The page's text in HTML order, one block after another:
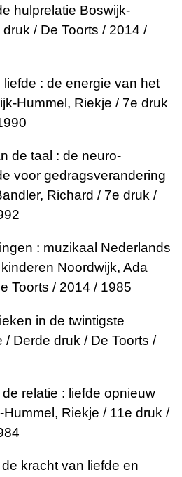
hulprelatie Boswijk-
/ De Toorts / 2014 /
: de energie van het
Hummel, Riekje / 7e druk
de taal : de neuro-
voor gedragsverandering
Richard / 7e druk /
: muzikaal Nederlands
Noordwijk, Ada
Toorts / 2014 / 1985
in de twintigste
/ Derde druk / De Toorts /
relatie : liefde opnieuw
Hummel, Riekje / 11e druk /
kracht van liefde en